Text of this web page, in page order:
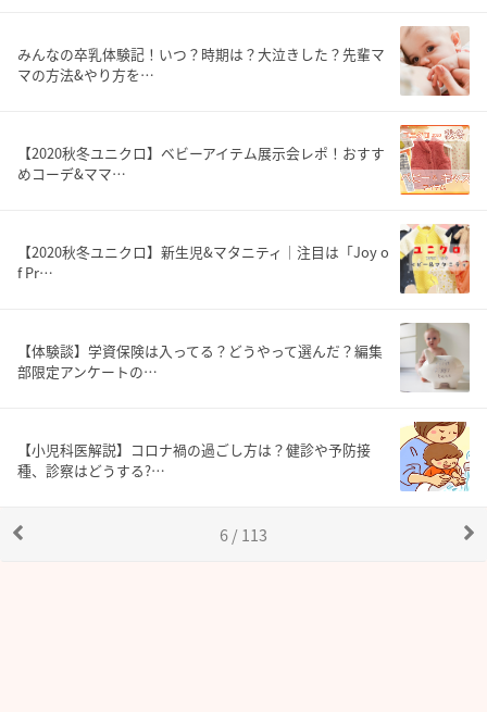
みんなの卒乳体験記！いつ？時期は？大泣きした？先輩マ
マの方法&やり方を…
【2020秋冬ユニクロ】ベビーアイテム展示会レポ！おすす
めコーデ&ママ…
【2020秋冬ユニクロ】新生児&マタニティ｜注目は「Joy o
f Pr…
【体験談】学資保険は入ってる？どうやって選んだ？編集
部限定アンケートの…
【小児科医解説】コロナ禍の過ごし方は？健診や予防接
種、診察はどうする?…
6 / 113